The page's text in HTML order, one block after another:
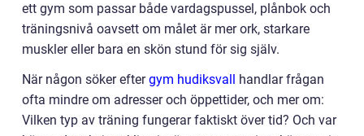
ett gym som passar både vardagspussel, plånbok och
träningsnivå oavsett om målet är mer ork, starkare
muskler eller bara en skön stund för sig själv.
När någon söker eftergym hudiksvall handlar frågan
ofta mindre om adresser och öppettider, och mer om:
Vilken typ av träning fungerar faktiskt över tid? Och var